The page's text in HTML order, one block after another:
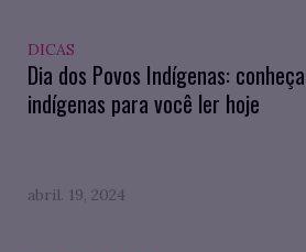
DICAS
Dia dos Povos Indígenas:
indígenas para você ler hoje
abril. 19, 2024